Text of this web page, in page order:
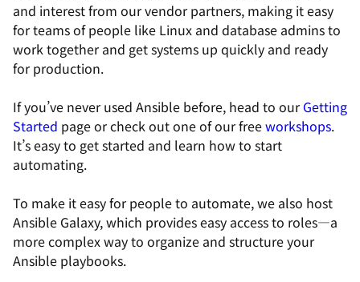
and interest from our vendor partners, making it easy
for teams of people like Linux and database admins to
work together and get systems up quickly and ready
for production.
If you’ve never used Ansible before, head to ourGetting
Started page or check out one of our freeworkshops.
It’s easy to get started and learn how to start
automating.
To make it easy for people to automate, we also host
Ansible Galaxy, which provides easy access to roles—a
more complex way to organize and structure your
Ansible playbooks.